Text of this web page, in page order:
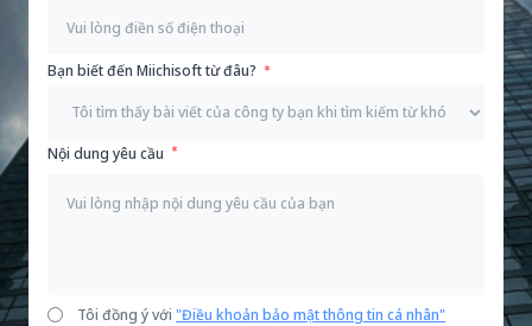
Bạn biết đến Miichisoft từ đâu?
Nội dung yêu cầu
Tôi đồng ý với "Điều khoản bảo mật thông tin cá nhân"